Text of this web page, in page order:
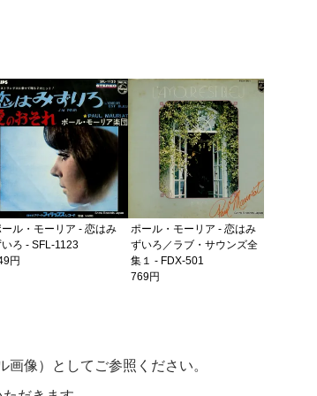
ル・モーリア - 恋はみ
ろ - SFL-1123
円
ポール・モーリア - 恋はみ
ずいろ／ラブ・サウンズ全
集１ - FDX-501
769円
像）としてご参照ください。